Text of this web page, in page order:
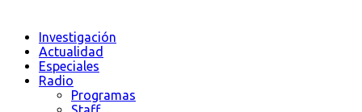
Investigación
Actualidad
Especiales
Radio
Programas